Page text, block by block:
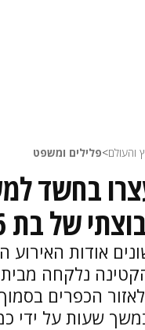
והעולם>פלילים ומשפט
בחשד
של בת 16 בגליל
אודות האירוע
נלקחה
הכפרים
שעות על ידי